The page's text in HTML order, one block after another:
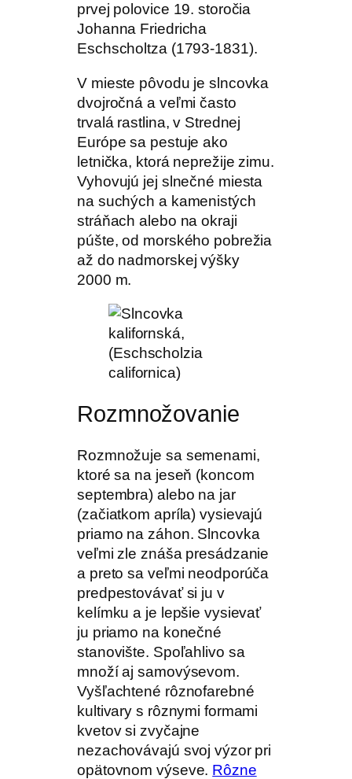
prvej polovice 19. storočia
Johanna Friedricha
Eschscholtza (1793-1831).
V mieste pôvodu je slncovka
dvojročná a veľmi často
trvalá rastlina, v Strednej
Európe sa pestuje ako
letnička, ktorá neprežije zimu.
Vyhovujú jej slnečné miesta
na suchých a kamenistých
stráňach alebo na okraji
púšte, od morského pobrežia
až do nadmorskej výšky
2000 m.
Rozmnožovanie
Rozmnožuje sa semenami,
ktoré sa na jeseň (koncom
septembra) alebo na jar
(začiatkom apríla) vysievajú
priamo na záhon. Slncovka
veľmi zle znáša presádzanie
a preto sa veľmi neodporúča
predpestovávať si ju v
kelímku a je lepšie vysievať
ju priamo na konečné
stanovište. Spoľahlivo sa
množí aj samovýsevom.
Vyšľachtené rôznofarebné
kultivary s rôznymi formami
kvetov si zvyčajne
nezachovávajú svoj výzor pri
opätovnom výseve. Rôzne